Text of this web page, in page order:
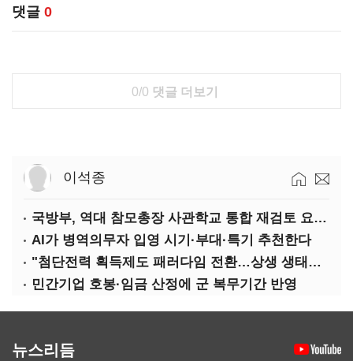
댓글 0
0/0 댓글 더보기
이석종
국방부, 역대 참모총장 사관학교 통합 재검토 요구에 "다양한 의견 수렴해 합리적 시스템 만들 것"
AI가 병역의무자 입영 시기·부대·특기 추천한다
"첨단전력 획득제도 패러다임 전환…상생 생태계 조성해 대체불가 K-방산 도약"
민간기업 호봉·임금 산정에 군 복무기간 반영
뉴스리듬